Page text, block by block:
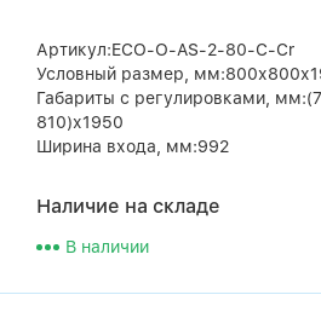
Артикул:ECO-O-AS-2-80-C-Cr
Условный размер,
Габариты с регулировками,
810)х1950
Ширина входа, мм:992
Наличие на складе
В наличии